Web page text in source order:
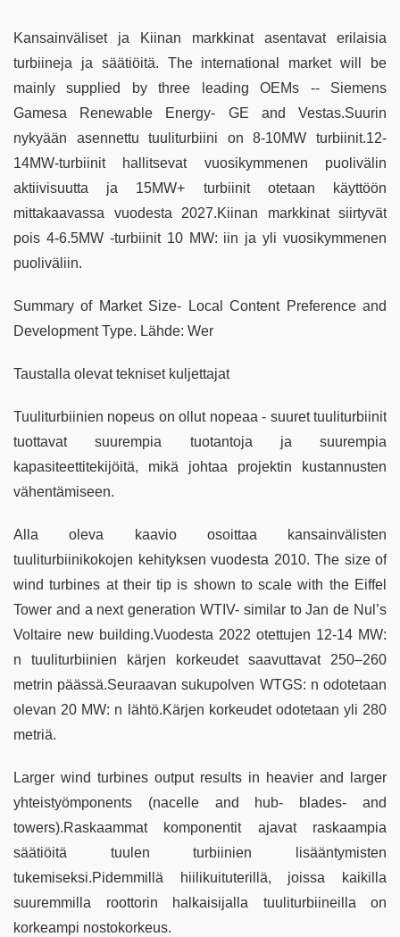
Kansainväliset ja Kiinan markkinat asentavat erilaisia
turbiineja ja säätiöitä. The international market will be
mainly supplied by three leading OEMs -- Siemens
Gamesa Renewable Energy- GE and Vestas.Suurin
nykyään asennettu tuuliturbiini on 8-10MW turbiinit.12-
14MW-turbiinit hallitsevat vuosikymmenen puolivälin
aktiivisuutta ja 15MW+ turbiinit otetaan käyttöön
mittakaavassa vuodesta 2027.Kiinan markkinat siirtyvät
pois 4-6.5MW -turbiinit 10 MW: iin ja yli vuosikymmenen
puoliväliin.
Summary of Market Size- Local Content Preference and
Development Type. Lähde: Wer
Taustalla olevat tekniset kuljettajat
Tuuliturbiinien nopeus on ollut nopeaa - suuret tuuliturbiinit
tuottavat suurempia tuotantoja ja suurempia
kapasiteettitekijöitä, mikä johtaa projektin kustannusten
vähentämiseen.
Alla oleva kaavio osoittaa kansainvälisten
tuuliturbiinikokojen kehityksen vuodesta 2010. The size of
wind turbines at their tip is shown to scale with the Eiffel
Tower and a next generation WTIV- similar to Jan de Nul’s
Voltaire new building.Vuodesta 2022 otettujen 12-14 MW:
n tuuliturbiinien kärjen korkeudet saavuttavat 250–260
metrin päässä.Seuraavan sukupolven WTGS: n odotetaan
olevan 20 MW: n lähtö.Kärjen korkeudet odotetaan yli 280
metriä.
Larger wind turbines output results in heavier and larger
yhteistyömponents (nacelle and hub- blades- and
towers).Raskaammat komponentit ajavat raskaampia
säätiöitä tuulen turbiinien lisääntymisten
tukemiseksi.Pidemmillä hiilikuituterillä, joissa kaikilla
suuremmilla roottorin halkaisijalla tuuliturbiineilla on
korkeampi nostokorkeus.